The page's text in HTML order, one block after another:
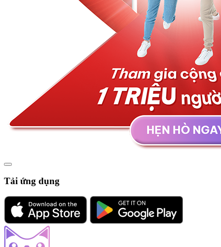
Tải ứng dụng